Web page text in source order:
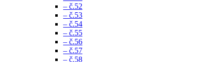
– č.52
– č.53
– č.54
– č.55
– č.56
– č.57
– č.58